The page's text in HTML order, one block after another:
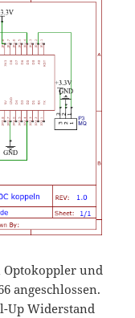
Optokoppler und
angeschlossen.
Up Widerstand